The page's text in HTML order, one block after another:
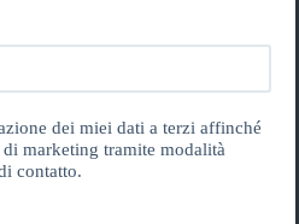
dei miei dati a terzi affinché
marketing tramite modalità
contatto.